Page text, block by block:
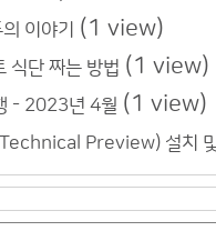
이야기 (1 view)
식단 짜는 방법 (1 view)
- 2023년 4월 (1 view)
Preview) 설치 및